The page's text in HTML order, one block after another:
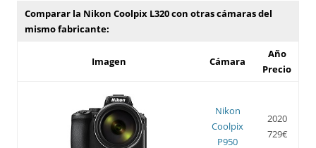
Comparar la Nikon Coolpix L320 con otras cámaras del
mismo fabricante:
Imagen Cámara
Año
Precio
Nikon
Coolpix
P950
2020
729€